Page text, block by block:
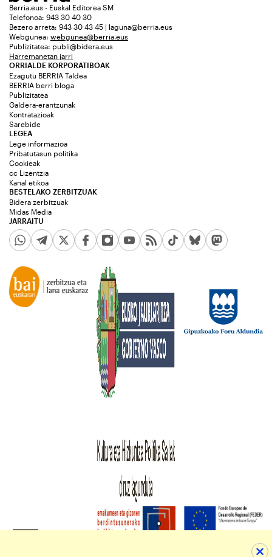
Berria.eus - Euskal Editorea SM
Telefonoa: 943 30 40 30
Bezero arreta: 943 30 43 45 | laguna@berria.eus
Webgunea: webgunea@berria.eus
Publizitatea: publi@bidera.eus
Harremanetan jarri
ORRIALDE KORPORATIBOAK
Ezagutu BERRIA Taldea
BERRIA berri bloga
Publizitatea
Galdera-erantzunak
Kontratazioak
Sarebide
JARRAITU
LEGEA
Lege informazioa
Pribatutasun politika
Cookieak
cc Lizentzia
Kanal etikoa
BESTELAKO ZERBITZUAK
Bidera zerbitzuak
Midas Media